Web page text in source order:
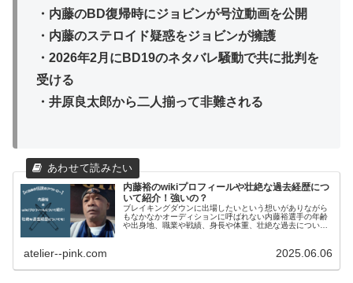
・内藤のBD復帰時にジョビンが号泣動画を公開
・内藤のステロイド疑惑をジョビンが擁護
・2026年2月にBD19のネタバレ騒動で共に批判を
受ける
・井原良太郎から二人揃って非難される
内藤裕のwikiプロフィールや壮絶な過去経歴につ
いて紹介！強いの？
ブレイキングダウンに出場したいという想いがありながら
もなかなかオーディションに呼ばれない内藤裕選手の年齢
や出身地、職業や戦績、身長や体重、壮絶な過去につい
atelier--pink.com 2025.06.06